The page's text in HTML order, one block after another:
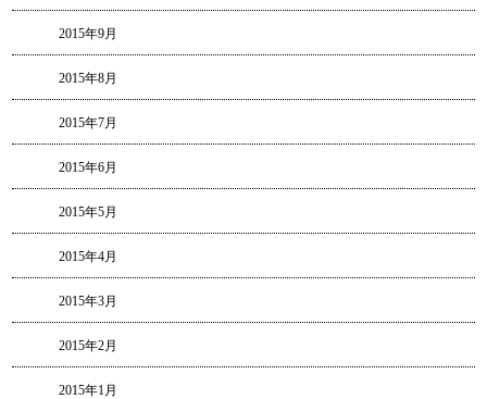
2015年9月
2015年8月
2015年7月
2015年6月
2015年5月
2015年4月
2015年3月
2015年2月
2015年1月